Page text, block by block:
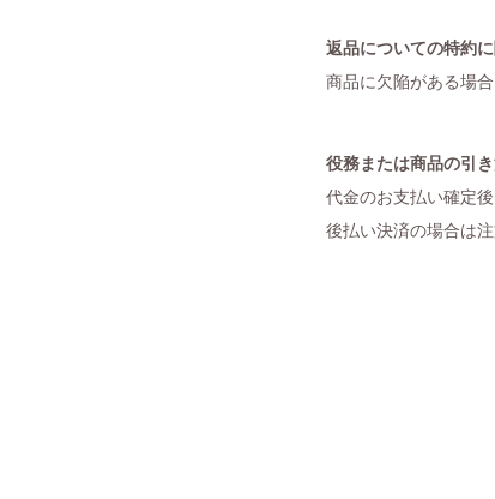
返品についての特約
商品に欠陥がある場
役務または商品の引
代金のお支払い確定
後払い決済の場合は